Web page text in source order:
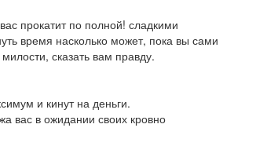
прокатит по полной! сладкими
время насколько может, пока вы сами
сказать вам правду.
и кинут на деньги.
вас в ожидании своих кровно